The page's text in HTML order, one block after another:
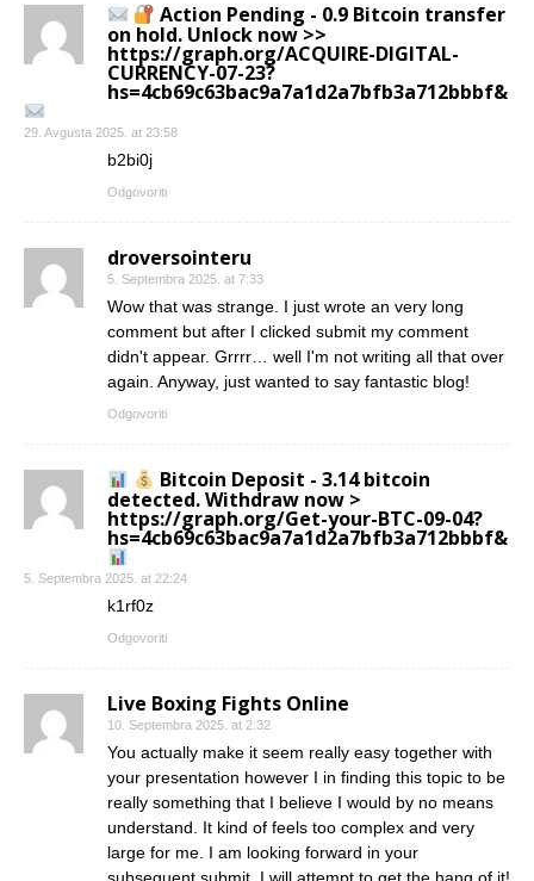
Action Pending - 0.9 Bitcoin transfer
on hold. Unlock now >>
https://graph.org/ACQUIRE-DIGITAL-
CURRENCY-07-23?
hs=4cb69c63bac9a7a1d2a7bfb3a712bbbf&
29. Avgusta 2025. at 23:58
b2bi0j
Odgovoriti
droversointeru
5. Septembra 2025. at 7:33
Wow that was strange. I just wrote an very long
comment but after I clicked submit my comment
didn't appear. Grrrr… well I'm not writing all that over
again. Anyway, just wanted to say fantastic blog!
Odgovoriti
Bitcoin Deposit - 3.14 bitcoin
detected. Withdraw now >
https://graph.org/Get-your-BTC-09-04?
hs=4cb69c63bac9a7a1d2a7bfb3a712bbbf&
5. Septembra 2025. at 22:24
k1rf0z
Odgovoriti
Live Boxing Fights Online
10. Septembra 2025. at 2:32
You actually make it seem really easy together with
your presentation however I in finding this topic to be
really something that I believe I would by no means
understand. It kind of feels too complex and very
large for me. I am looking forward in your